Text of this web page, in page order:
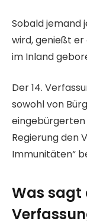
Sobald jemand
wird, genießt er
im Inland
Der 14.
sowohl von
Regierung den
Immunitäten“
Was sagt